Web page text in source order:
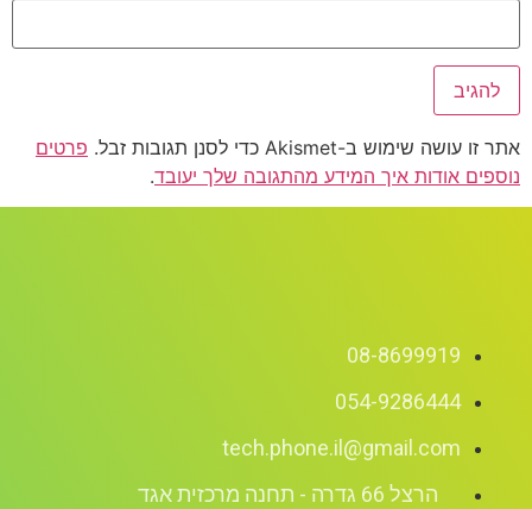
אתר זו עושה שימוש ב-Akismet כדי לסנן תגובות זבל.
פרטים
נוספים אודות איך המידע מהתגובה שלך יעובד.
08-8699919
054-9286444
tech.phone.il@gmail.com
הרצל 66 גדרה - תחנה מרכזית אגד